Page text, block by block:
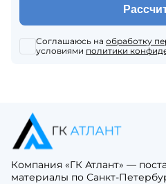
Соглашаюсь на обработку
условиями политики
Компания «ГК Атлант» —
материалы по Санкт-